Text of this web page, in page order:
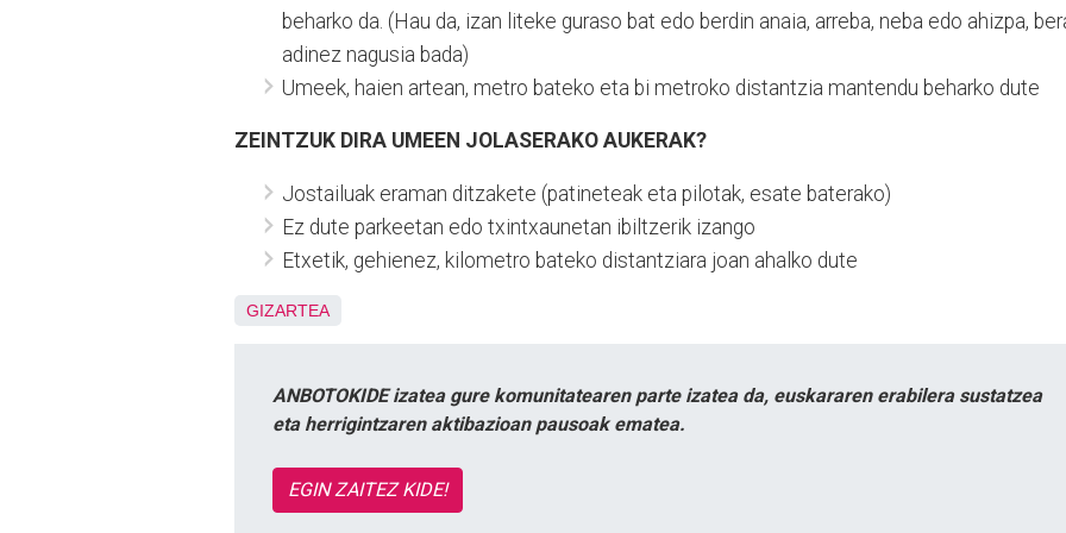
beharko da. (Hau da, izan liteke guraso bat edo berdin anaia, arreba, neba edo ahizpa,
adinez nagusia bada)
Umeek, haien artean, metro bateko eta bi metroko distantzia mantendu beharko dute
ZEINTZUK DIRA UMEEN JOLASERAKO AUKERAK?
Jostailuak eraman ditzakete (patineteak eta pilotak, esate baterako)
Ez dute parkeetan edo txintxaunetan ibiltzerik izango
Etxetik, gehienez, kilometro bateko distantziara joan ahalko dute
GIZARTEA
ANBOTOKIDE izatea gure komunitatearen parte izatea da, euskararen erabilera sustatzea
eta herrigintzaren aktibazioan pausoak ematea.
EGIN ZAITEZ KIDE!